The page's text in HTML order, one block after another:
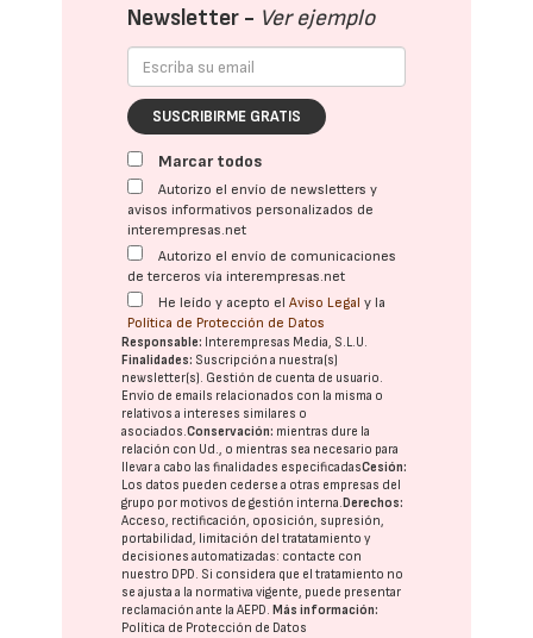
Newsletter - Ver ejemplo
SUSCRIBIRME GRATIS
Marcar todos
Autorizo el envío de newsletters y
avisos informativos personalizados de
interempresas.net
Autorizo el envío de comunicaciones
de terceros vía interempresas.net
He leído y acepto elAviso Legal y la
Política de Protección de Datos
Responsable: Interempresas Media, S.L.U.
Finalidades: Suscripción a nuestra(s)
newsletter(s). Gestión de cuenta de usuario.
Envío de emails relacionados con la misma o
relativos a intereses similares o
asociados.Conservación: mientras dure la
relación con Ud., o mientras sea necesario para
llevar a cabo las finalidades especificadasCesión:
Los datos pueden cederse a otras empresas del
grupo por motivos de gestión interna. Derechos:
Acceso, rectificación, oposición, supresión,
portabilidad, limitación del tratatamiento y
decisiones automatizadas: contacte con
nuestro DPD. Si considera que el tratamiento no
se ajusta a la normativa vigente, puede presentar
reclamación ante laAEPD. Más información:
Política de Protección de Datos